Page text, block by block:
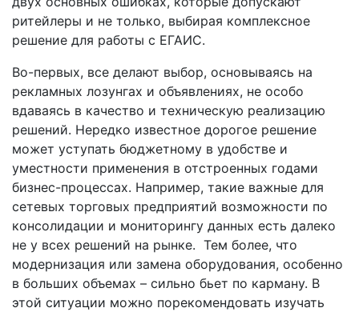
ритейлеры и не только, выбирая комплексное
решение для работы с ЕГАИС.
Во-первых, все делают выбор, основываясь на
рекламных лозунгах и объявлениях, не особо
вдаваясь в качество и техническую реализацию
решений. Нередко известное дорогое решение
может уступать бюджетному в удобстве и
уместности применения в отстроенных годами
бизнес-процессах. Например, такие важные для
сетевых торговых предприятий возможности по
консолидации и мониторингу данных есть далеко
не у всех решений на рынке. Тем более, что
модернизация или замена оборудования, особенно
в больших объемах – сильно бьет по карману. В
этой ситуации можно порекомендовать изучать